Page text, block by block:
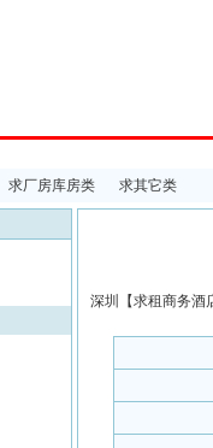
求厂房库房类 求其它类
深圳【求租商务酒